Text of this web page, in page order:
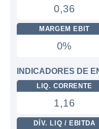
0,36
MARGEM EBIT
0%
INDICADORES DE
LIQ. CORRENTE
1,16
DÍV. LIQ / EBITDA